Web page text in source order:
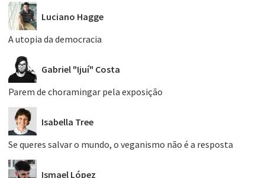
Luciano Hagge
A utopia da democracia
Gabriel "Ijuí" Costa
Parem de choramingar pela exposição
Isabella Tree
Se queres salvar o mundo, o veganismo não é a resposta
Ismael López